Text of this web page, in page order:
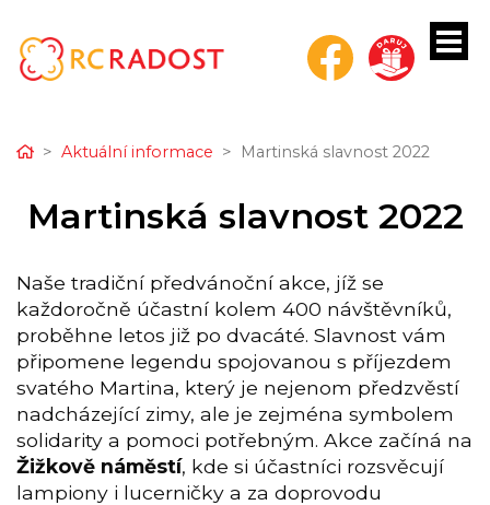
HomeAktuální informace Martinská slavnost 2022
Martinská slavnost 2022
Naše tradiční předvánoční akce, jíž se
každoročně účastní kolem 400 návštěvníků,
proběhne letos již po dvacáté. Slavnost vám
připomene legendu spojovanou s příjezdem
svatého Martina, který je nejenom předzvěstí
nadcházející zimy, ale je zejména symbolem
solidarity a pomoci potřebným. Akce začíná na
Žižkově náměstí, kde si účastníci rozsvěcují
lampiony i lucerničky a za doprovodu